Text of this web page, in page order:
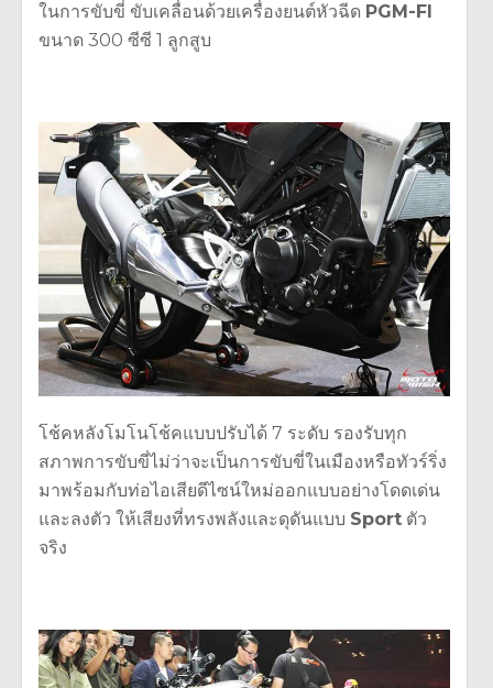
ในการขับขี่ ขับเคลื่อนด้วยเครื่องยนต์หัวฉีด PGM-FI
ขนาด 300 ซีซี 1 ลูกสูบ
โช้คหลังโมโนโช้คแบบปรับได้ 7 ระดับ รองรับทุก
สภาพการขับขี่ไม่ว่าจะเป็นการขับขี่ในเมืองหรือทัวร์ริ่ง
มาพร้อมกับท่อไอเสียดีไซน์ใหม่ออกแบบอย่างโดดเด่น
และลงตัว ให้เสียงที่ทรงพลังและดุดันแบบ Sport ตัว
จริง